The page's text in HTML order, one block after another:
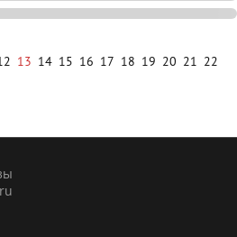
13 14 15 16 17 18 19 20 21 22